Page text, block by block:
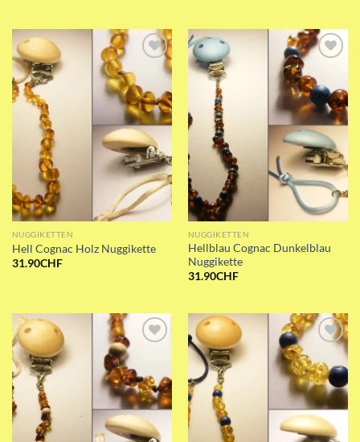
Add to wishlist
NUGGIKETTEN
Hell Cognac Holz Nuggikette
31.90CHF
Add to wishlist
NUGGIKETTEN
Hellblau Cognac Dunkelblau
Nuggikette
31.90CHF
Add to wishlist Add to wishlist